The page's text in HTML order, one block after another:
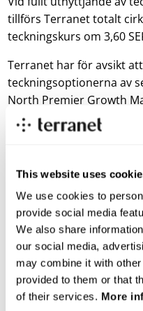
This website uses
We use cookies to
provide social media
We also share
our social media,
may combine it with
provided to them or that
of their services. More
tillförs Terranet totalt
teckningskurs om 3,60
Terranet har för avsikt
teckningsoptionerna av
North Premier Growth
Teckningsoptioner av
TO5 B, varav 6 160 773
Fokus A/S och 6 160
Varje teckningsoption av
en (1) ny aktie i Bolaget
motsvarande 70 procent
genomsnittskursen i
North Premier Growth